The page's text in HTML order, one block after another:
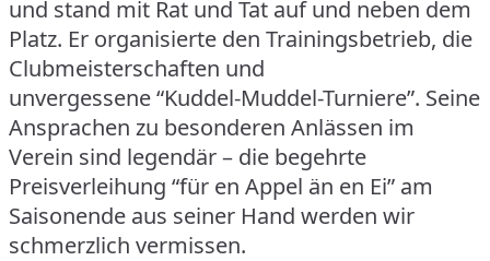
und stand mit Rat und Tat auf und neben dem
Platz. Er organisierte den Trainingsbetrieb, die
Clubmeisterschaften und
unvergessene “Kuddel-Muddel-Turniere”. Seine
Ansprachen zu besonderen Anlässen im
Verein sind legendär – die begehrte
Preisverleihung “für en Appel än en Ei” am
Saisonende aus seiner Hand werden wir
schmerzlich vermissen.